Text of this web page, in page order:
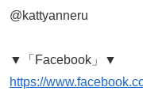
@kattyanneru
▼「Facebook」▼
https://